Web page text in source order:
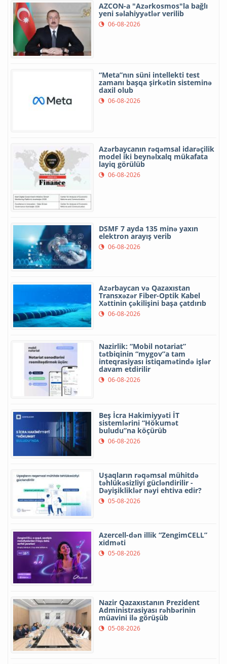
AZCON-a "Azərkosmos"la bağlı
yeni səlahiyyətlər verilib
06-08-2026
“Meta”nın süni intellekti test
zamanı başqa şirkətin sisteminə
daxil olub
06-08-2026
Azərbaycanın rəqəmsal idarəçilik
model iki beynəlxalq mükafata
layiq görülüb
06-08-2026
DSMF 7 ayda 135 minə yaxın
elektron arayış verib
06-08-2026
Azərbaycan və Qazaxıstan
Transxəzər Fiber-Optik Kabel
Xəttinin çəkilişini başa çatdırıb
06-08-2026
Nazirlik: “Mobil notariat”
tətbiqinin “mygov”a tam
inteqrasiyası istiqamətində işlər
davam etdirilir
06-08-2026
Beş İcra Hakimiyyəti İT
sistemlərini “Hökumət
buludu”na köçürüb
06-08-2026
Uşaqların rəqəmsal mühitdə
təhlükəsizliyi gücləndirilir -
Dəyişikliklər nəyi ehtiva edir?
05-08-2026
Azercell-dən illik “ZengimCELL”
xidməti
05-08-2026
Nazir Qazaxıstanın Prezident
Administrasiyası rəhbərinin
müavini ilə görüşüb
05-08-2026